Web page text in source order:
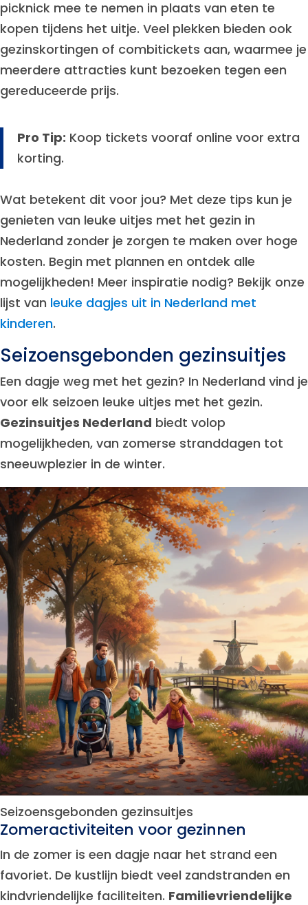
picknick mee te nemen in plaats van eten te
kopen tijdens het uitje. Veel plekken bieden ook
gezinskortingen of combitickets aan, waarmee je
meerdere attracties kunt bezoeken tegen een
gereduceerde prijs.
Pro Tip: Koop tickets vooraf online voor extra
korting.
Wat betekent dit voor jou? Met deze tips kun je
genieten van leuke uitjes met het gezin in
Nederland zonder je zorgen te maken over hoge
kosten. Begin met plannen en ontdek alle
mogelijkheden! Meer inspiratie nodig? Bekijk onze
lijst van leuke dagjes uit in Nederland met
kinderen.
Seizoensgebonden gezinsuitjes
Een dagje weg met het gezin? In Nederland vind je
voor elk seizoen leuke uitjes met het gezin.
Gezinsuitjes Nederland biedt volop
mogelijkheden, van zomerse stranddagen tot
sneeuwplezier in de winter.
Seizoensgebonden gezinsuitjes
Zomeractiviteiten voor gezinnen
In de zomer is een dagje naar het strand een
favoriet. De kustlijn biedt veel zandstranden en
kindvriendelijke faciliteiten. Familievriendelijke